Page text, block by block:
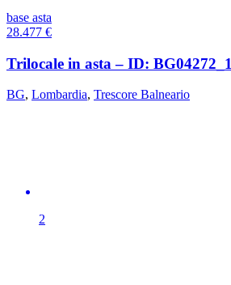
base asta
28.477 €
Trilocale in asta – ID: BG04272_1
BG, Lombardia, Trescore Balneario
2